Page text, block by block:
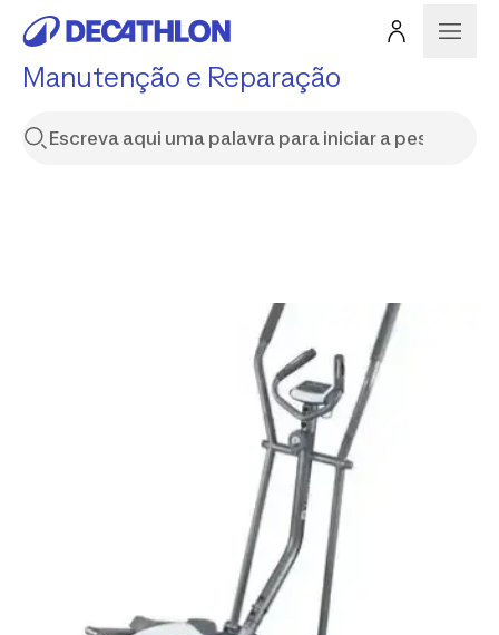
Manutenção e Reparação